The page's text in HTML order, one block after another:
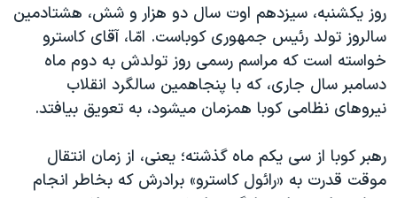
گالری عکس
آرشیو پخش زنده
اعتراضات زن، زندگی، آزادی
مجموعه مستندهای دادخواهی
تریبونال مردمی آبان ۹۸
دادگاه حمید نوری
قانون شفافیت دارائی کادر رهبری ایران
روز يکشنبه، سيزدهم اوت سال دو هزار و شش، هشتادمين
سالروز تولد رئيس جمهوری کوباست. امّا، آقای کاسترو
خواسته است که مراسم رسمی روز تولدش به دوم ماه
دسامبر سال جاری، که با پنجاهمين سالگرد انقلاب
نيروهای نظامی کوبا همزمان ميشود، به تعويق بيافتد.
رهبر کوبا از سی يکم ماه گذشته؛ يعنی، از زمان انتقال
موقت قدرت به «رائول کاسترو» برادرش که بخاطر انجام